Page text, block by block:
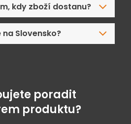
kdy zboží dostanu?
Slovensko?
poradit
produktu?